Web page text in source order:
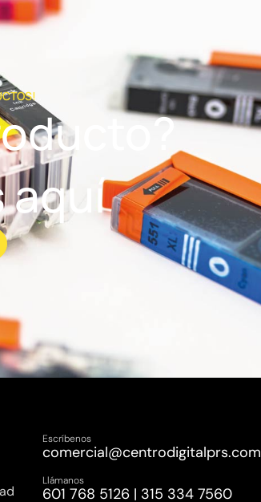
aquí
Escríbenos
comercial@centrodigitalprs.com
Llámanos
601 768 5126 | 315 334 7560